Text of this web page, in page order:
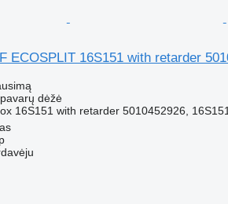
ECOSPLIT 16S151 with retarder
dėžė
16S151 with retarder 5010452926,